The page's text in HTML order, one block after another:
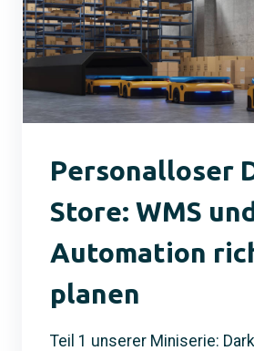
Personalloser
Store: WMS
Automation
planen
Teil 1 unserer Miniserie: